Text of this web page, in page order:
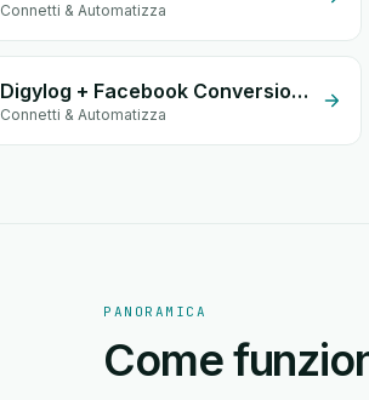
Connetti & Automatizza
Digylog + Facebook Conversion API (CAPI)
Connetti & Automatizza
PANORAMICA
Come